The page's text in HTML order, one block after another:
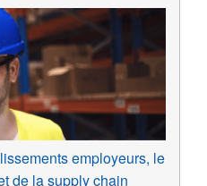
employeurs, le
de la supply chain